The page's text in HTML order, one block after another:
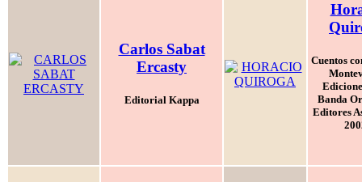
Carlos Sabat
Ercasty
Editorial Kappa
Cuentos
Banda
Editores